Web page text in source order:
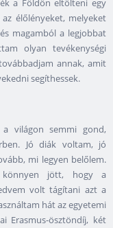
a Földön eltölteni egy
élőlényeket, melyeket
magamból a legjobbat
olyan tevékenységi
annak, amit
segíthessek.
világon semmi gond,
Jó diák voltam, jó
mi legyen belőlem.
könnyen jött, hogy a
volt tágítani azt a
hát az egyetemi
Erasmus-ösztöndíj, két